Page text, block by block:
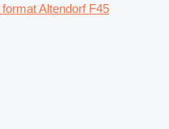
Altendorf F45